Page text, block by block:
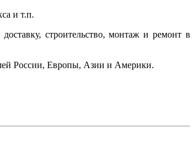
и т.п.
строительство, монтаж и ремонт в
России, Европы, Азии и Америки.